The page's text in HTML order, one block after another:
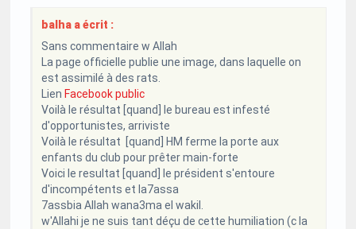
balha a écrit :
Sans commentaire w Allah
La page officielle publie une image, dans laquelle on
est assimilé à des rats.
Lien Facebook public
Voilà le résultat [quand] le bureau est infesté
d'opportunistes, arriviste
Voilà le résultat [quand] HM ferme la porte aux
enfants du club pour prêter main-forte
Voici le resultat [quand] le président s'entoure
d'incompétents et la7assa
7assbia Allah wana3ma el wakil.
w'Allahi je ne suis tant déçu de cette humiliation (c la